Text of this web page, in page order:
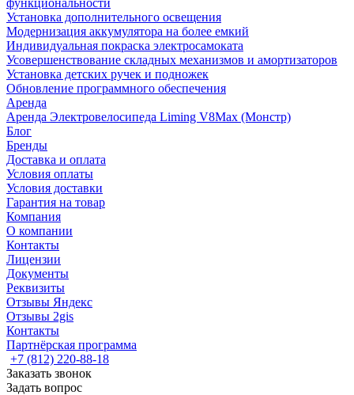
функциональности
Установка дополнительного освещения
Модернизация аккумулятора на более емкий
Индивидуальная покраска электросамоката
Усовершенствование складных механизмов и амортизаторов
Установка детских ручек и подножек
Обновление программного обеспечения
Аренда
Аренда Электровелосипеда Liming V8Max (Монстр)
Блог
Бренды
Доставка и оплата
Условия оплаты
Условия доставки
Гарантия на товар
Компания
О компании
Контакты
Лицензии
Документы
Реквизиты
Отзывы Яндекс
Отзывы 2gis
Контакты
Партнёрская программа
+7 (812) 220-88-18
Заказать звонок
Задать вопрос